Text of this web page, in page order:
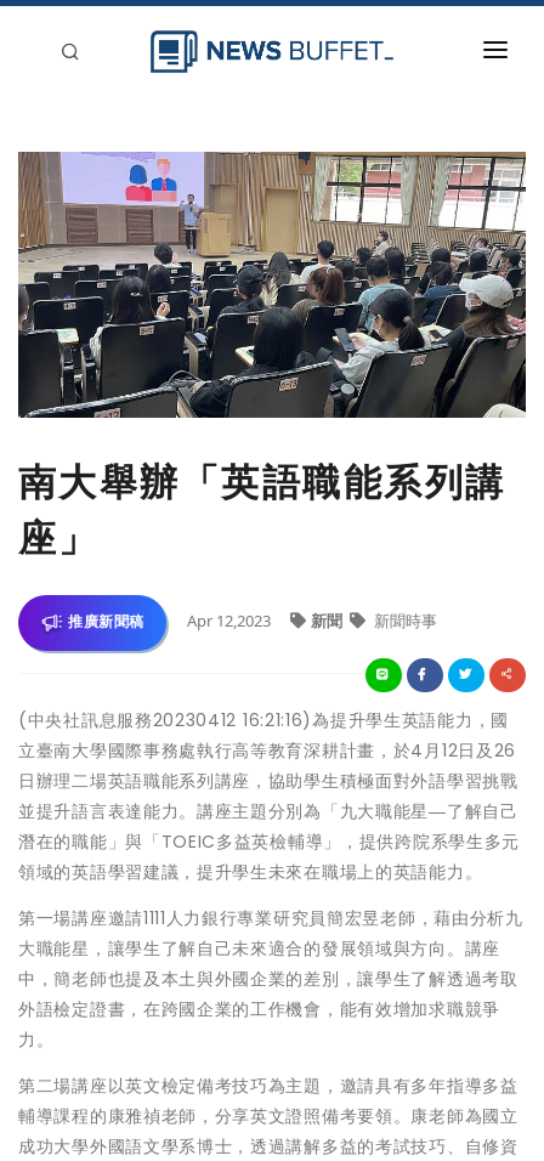
新聞稿分類
登入
刊登
南大舉辦「英語職能系列講
座」
推廣新聞稿 Apr 12,2023 新聞 新聞時事
(中央社訊息服務20230412 16:21:16)為提升學生英語能力，國
立臺南大學國際事務處執行高等教育深耕計畫，於4月12日及26
日辦理二場英語職能系列講座，協助學生積極面對外語學習挑戰
並提升語言表達能力。講座主題分別為「九大職能星―了解自己
潛在的職能」與「TOEIC多益英檢輔導」，提供跨院系學生多元
領域的英語學習建議，提升學生未來在職場上的英語能力。
第一場講座邀請1111人力銀行專業研究員簡宏昱老師，藉由分析九
大職能星，讓學生了解自己未來適合的發展領域與方向。講座
中，簡老師也提及本土與外國企業的差別，讓學生了解透過考取
外語檢定證書，在跨國企業的工作機會，能有效增加求職競爭
力。
第二場講座以英文檢定備考技巧為主題，邀請具有多年指導多益
輔導課程的康雅禎老師，分享英文證照備考要領。康老師為國立
成功大學外國語文學系博士，透過講解多益的考試技巧、自修資